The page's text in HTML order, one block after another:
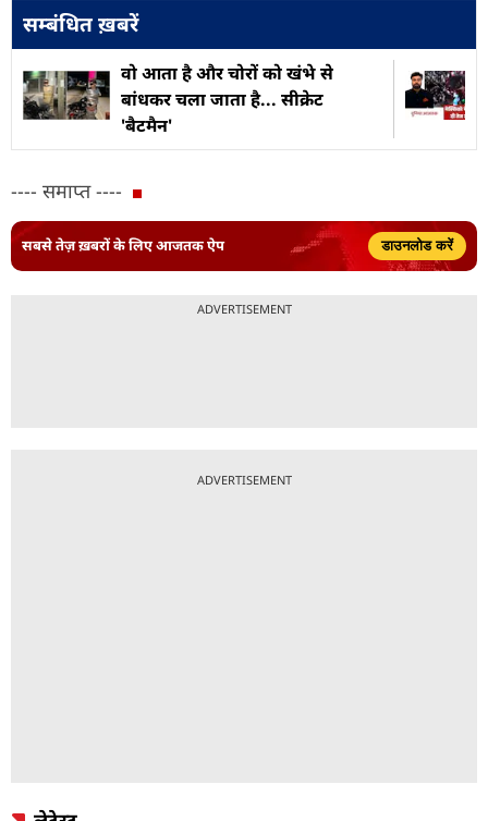
सम्बंधित ख़बरें
वो आता है और चोरों को खंभे से
बांधकर चला जाता है... सीक्रेट
'बैटमैन'
---- समाप्त ----
सबसे तेज़ ख़बरों के लिए आजतक ऐप डाउनलोड करें
ADVERTISEMENT
ADVERTISEMENT